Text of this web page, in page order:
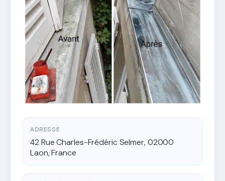
ADRESSE
42 Rue Charles-Frédéric Selmer, 02000
Laon, France